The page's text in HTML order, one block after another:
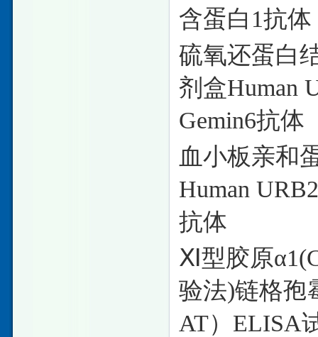
含蛋白1抗体
硫氧还蛋白
剂盒Human
Gemin6抗体
血小板亲和
Human
抗体
Ⅺ型胶原
验法)链格孢
AT）ELISA